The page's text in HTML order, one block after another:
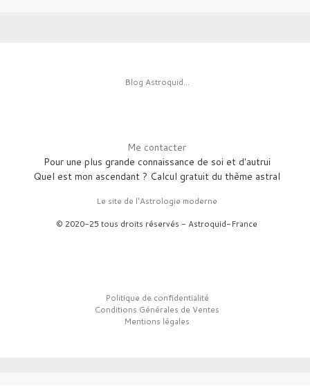
Blog Astroquid...
Me contacter
Pour une plus grande connaissance de soi et d'autrui
Quel est mon ascendant ? Calcul gratuit du thème astral
Le site de l'Astrologie moderne
© 2020-25 tous droits réservés - Astroquid-France
Politique de confidentialité
Conditions Générales de Ventes
Mentions légales